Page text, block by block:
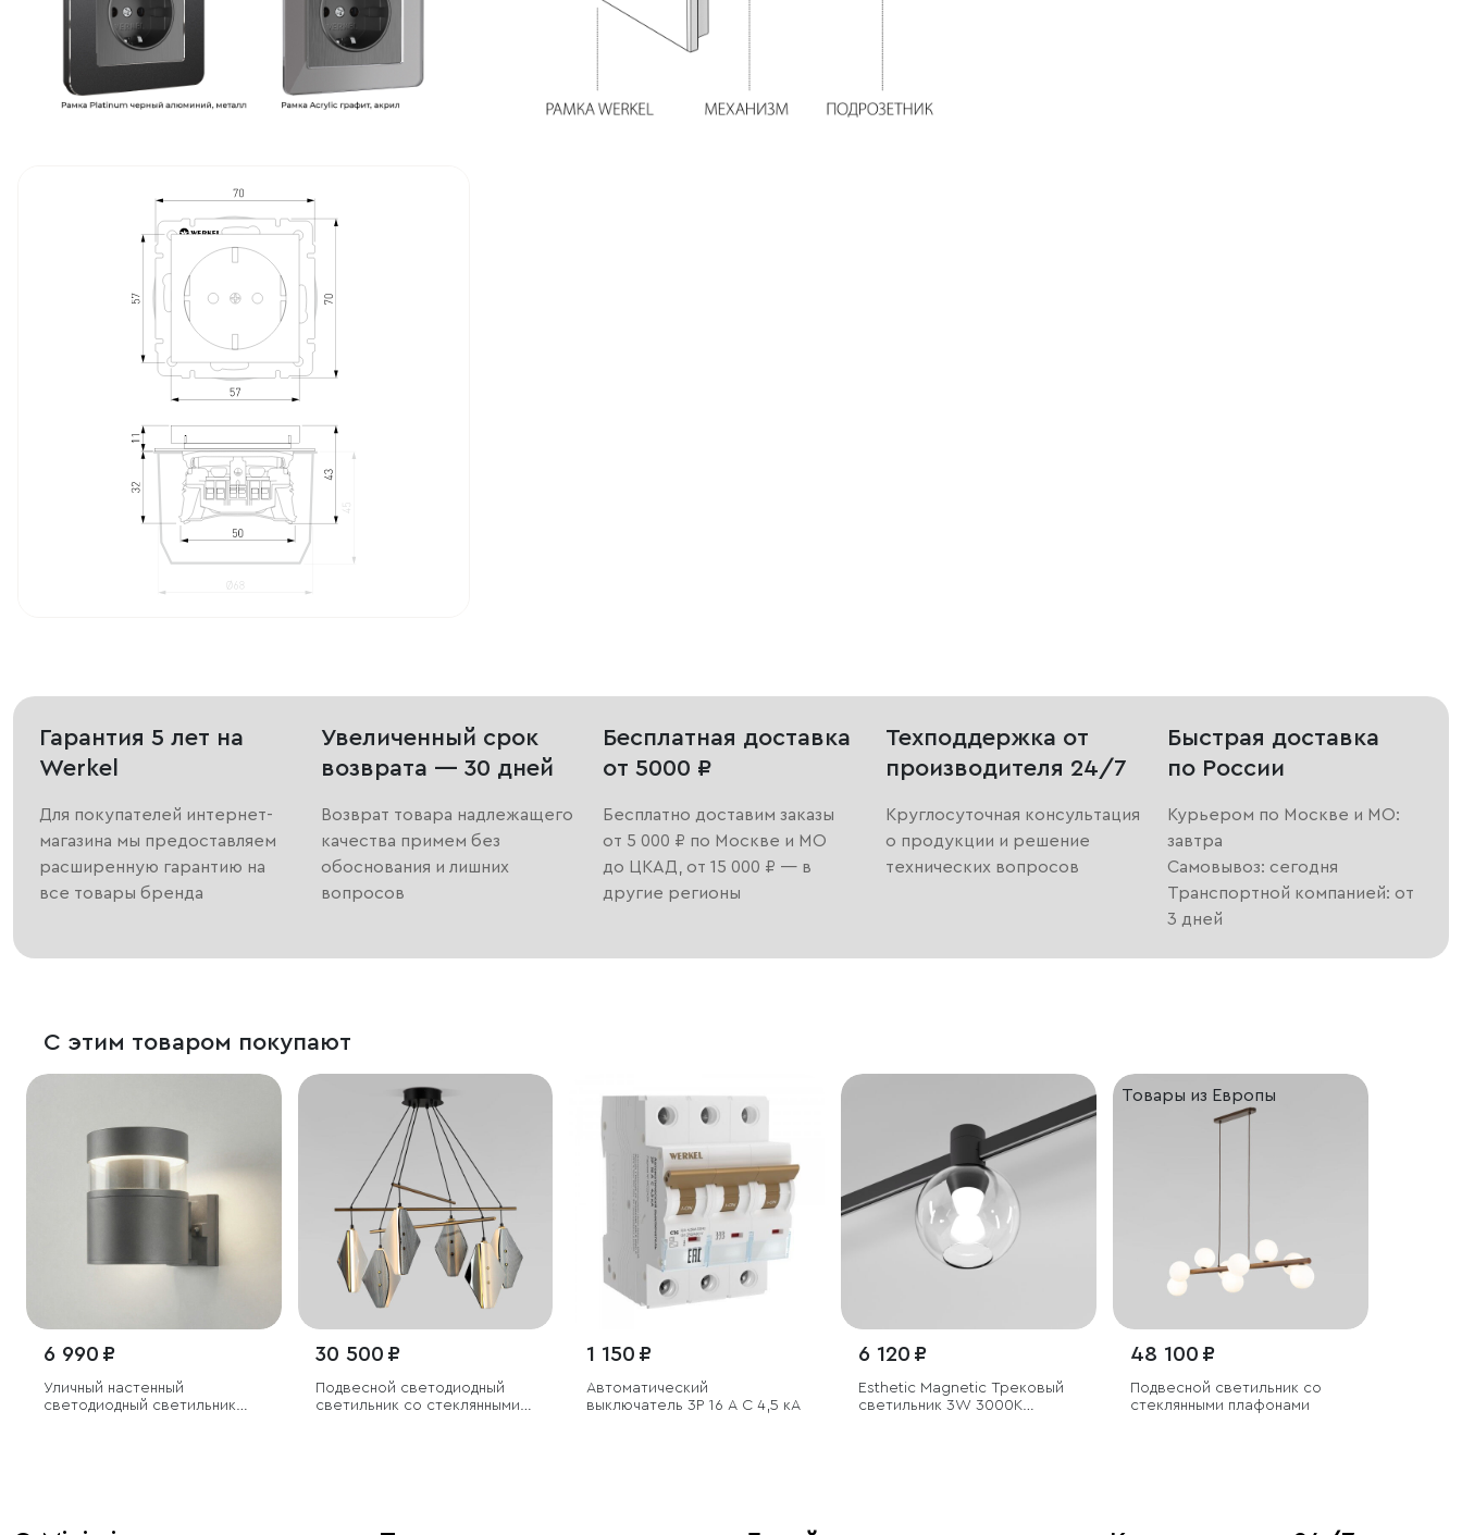
Гарантия 5 лет на
Werkel
Для покупателей интернет-
магазина мы предоставляем
расширенную гарантию на
все товары бренда
Увеличенный срок
возврата — 30 дней
Возврат товара надлежащего
качества примем без
обоснования и лишних
вопросов
Бесплатная доставка
от 5000 ₽
Бесплатно доставим заказы
от 5 000 ₽ по Москве и МО
до ЦКАД, от 15 000 ₽ — в
другие регионы
Техподдержка от
производителя 24/7
Круглосуточная консультация
о продукции и решение
технических вопросов
Быстрая доставка
по России
Курьером по Москве и МО:
завтра
Самовывоз: сегодня
Транспортной компанией: от
3 дней
С этим товаром покупают
6 990 ₽
Уличный настенный
светодиодный светильник
30 500 ₽
Подвесной светодиодный
светильник со стеклянными
1 150 ₽
Автоматический
выключатель 3P 16 A C 4,5 кА
6 120 ₽
Esthetic Magnetic Трековый
светильник 3W 3000K
Товары из Европы
48 100 ₽
Подвесной светильник со
стеклянными плафонами